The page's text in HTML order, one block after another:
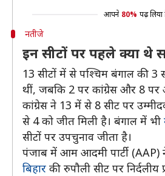
आपने 80% पढ़ लिया
नतीजे
इन सीटों पर पहले क्या थे
13 सीटों में से पश्चिम बंगाल की 3
थीं, जबकि 2 पर कांग्रेस और 8 पर
कांग्रेस ने 13 में से 8 सीट पर
से 4 को जीत मिली है। बंगाल में भी
सीटों पर उपचुनाव जीता है।
पंजाब में आम आदमी पार्टी (AAP)
बिहार की रुपौली सीट पर निर्दलीय